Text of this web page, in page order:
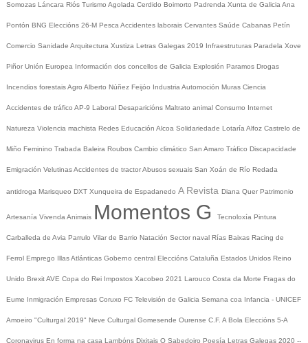
Somozas Láncara Riós Turismo Agolada Cerdido Boimorto Padrenda Xunta de Galicia Ana
Pontón BNG Eleccións 26-M Pesca Accidentes laborais Cervantes Saúde Cabanas Petín
Comercio Sanidade Arquitectura Xustiza Letras Galegas 2019 Infraestruturas Paradela Xove
Piñor Unión Europea Información dos concellos de Galicia Explosión Paramos Drogas
Incendios forestaisAgro Alberto Núñez Feijóo Industria Automoción Muras Ciencia
Accidentes de tráfico AP-9 Laboral Desaparicións Maltrato animal Consumo Internet
Natureza Violencia machista Redes Educación Alcoa Solidariedade Lotaría Alfoz Castrelo de
Miño Feminino Trabada Baleira Roubos Cambio climático San Amaro Tráfico Discapacidade
Emigración VelutinasAccidentes de tractorAbusos sexuais San Xoán de Río Redada
antidroga Marisqueo DXT Xunqueira de Espadanedo A Revista Diana Quer Patrimonio
Artesanía Vivenda Animais Momentos G Tecnoloxía Pintura
Carballeda de Avia Parrulo Vilar de Barrio Natación Sector naval Rías Baixas Racing de
Ferrol Emprego Illas Atlánticas Goberno central Eleccións Cataluña Estados Unidos Reino
Unido BrexitAVE Copa do Rei Impostos Xacobeo 2021 Larouco Costa da Morte Fragas do
Eume Inmigración Empresas Coruxo FC Televisión de Galicia Semana coa Infancia - UNICEF
Amoeiro "Culturgal 2019" Neve Culturgal Gomesende Ourense C.F. A Bola Eleccións 5-A
Coronavirus En forma na casa Lambóns Dixitais O Sabedoiro Poesía Letras Galegas 2020 --